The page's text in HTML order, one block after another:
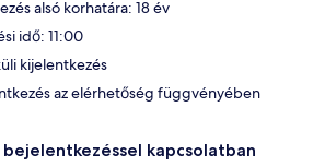
alsó korhatára: 18 év
idő: 11:00
kijelentkezés
az elérhetőség függvényében
bejelentkezéssel kapcsolatban